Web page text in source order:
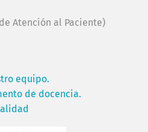
Atención al Paciente)
equipo.
de docencia.